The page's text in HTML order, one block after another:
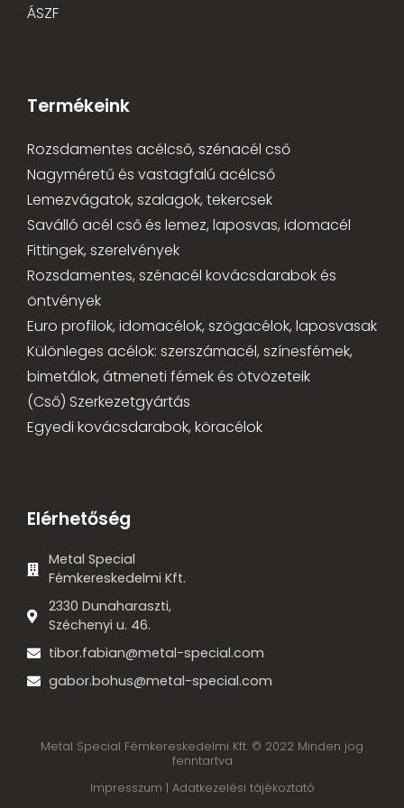
ÁSZF
Termékeink
Rozsdamentes acélcső, szénacél cső
Nagyméretű és vastagfalú acélcső
Lemezvágatok, szalagok, tekercsek
Saválló acél cső és lemez, laposvas, idomacél
Fittingek, szerelvények
Rozsdamentes, szénacél kovácsdarabok és
öntvények
Euro profilok, idomacélok, szögacélok, laposvasak
Különleges acélok: szerszámacél, színesfémek,
bimetálok, átmeneti fémek és ötvözeteik
(Cső) Szerkezetgyártás
Egyedi kovácsdarabok, köracélok
Elérhetőség
Metal Special
Fémkereskedelmi Kft.
2330 Dunaharaszti,
Széchenyi u. 46.
tibor.fabian@metal-special.com
gabor.bohus@metal-special.com
Metal Special Fémkereskedelmi Kft. © 2022 Minden jog
fenntartva
Impresszum | Adatkezelési tájékoztató